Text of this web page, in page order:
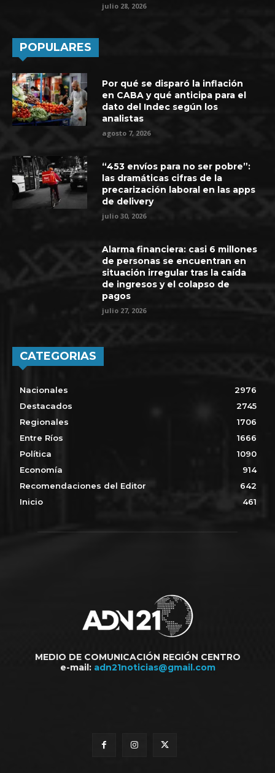
julio 28, 2026
POPULARES
Por qué se disparó la inflación
en CABA y qué anticipa para el
dato del Indec según los
analistas
agosto 7, 2026
“453 envíos para no ser pobre”:
las dramáticas cifras de la
precarización laboral en las apps
de delivery
julio 30, 2026
Alarma financiera: casi 6 millones
de personas se encuentran en
situación irregular tras la caída
de ingresos y el colapso de
pagos
julio 27, 2026
CATEGORIAS
Nacionales
2976
Destacados
2745
Regionales
1706
Entre Ríos
1666
Política
1090
Economía
914
Recomendaciones del Editor
642
Inicio
461
MEDIO DE COMUNICACIÓN REGIÓN CENTRO
e-mail: adn21noticias@gmail.com